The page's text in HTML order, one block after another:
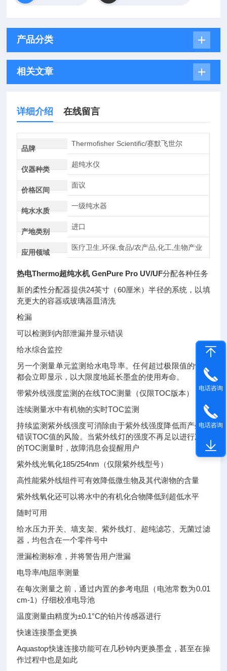
产品分类
相关文章
详细介绍 在线留言
品牌
Thermofisher Scientific/赛默飞世尔
仪器种类
超纯水仪
价格区间
面议
纯水水质
一级纯水器
产地类别
进口
应用领域
医疗卫生,环保,食品/农产品,化工,生物产业
热电Thermo超纯水机 GenPure Pro UV/UF分配各种任务
新的柔性分配器提供24英寸（60厘米）半径的系统，以填
充更大的容器或玻璃器皿清洗
检漏
可以检测到内部泄漏并显示错误
给水综合监控
另一个测量单元监测给水电导率。任何超过极限值的情况
都会立即显示，以大限度地延长墨盒的使用寿命。
带紫外线强度监测的在线TOC测量（仅限TOC版本）
连续测量水中有机物的实时TOC监测
持续监测紫外线强度可消除由于紫外线强度降低而产生的
错误TOC值的风险。当紫外线灯的强度不再足以进行准确
的TOC测量时，故障消息会提醒用户
紫外线光氧化185/254nm（仅限紫外线型号）
高性能紫外线组件可有效降低微生物及其代谢物的含量
紫外线氧化还可以将水中的有机化合物降低到超低水平
随时可用
给水压力开关、墙支架、紫外线灯、超纯滤芯、无菌过滤
器，均包含在一个零件号中
泄漏检测标准，并将警告用户泄漏
电导率/电阻率测量
在每次测量之前，通过内置的参考电阻（电池常数为0.01
cm-1）仔细校准电导池
温度测量由精度为±0.1°C的铂片传感器进行
快速连接墨盒更换
Aquastop快速连接功能可在几秒钟内更换墨盒，甚至在操
作过程中也是如此
电话咨询
电话咨询